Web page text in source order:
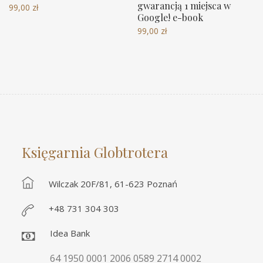
99,00 zł
gwarancją 1 miejsca w
Google! e-book
99,00 zł
Księgarnia Globtrotera
Wilczak 20F/81, 61-623 Poznań
+48 731 304 303
Idea Bank
64 1950 0001 2006 0589 2714 0002